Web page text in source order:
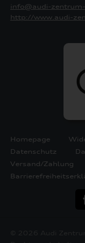
info@audi-
http://www.audi-
Homepage
Datenschutz
Versand/Zahlung